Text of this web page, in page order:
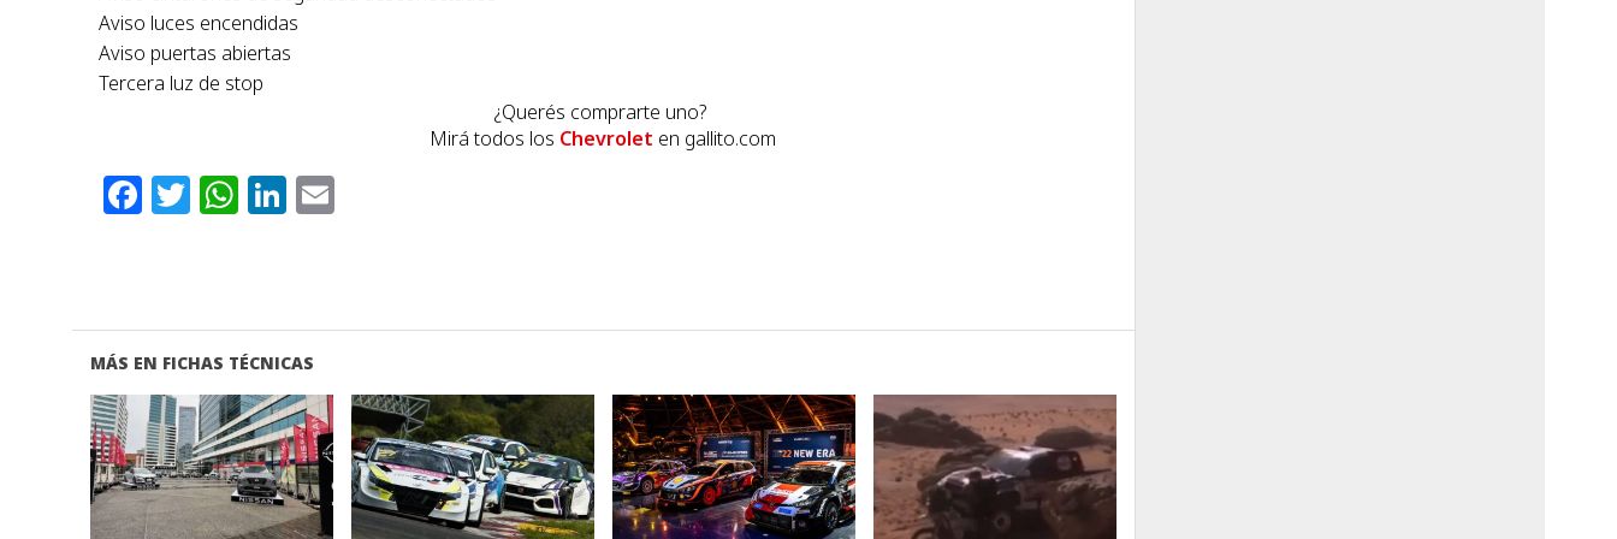
Aviso luces encendidas
Aviso puertas abiertas
Tercera luz de stop
¿Querés comprarte uno?
Mirá todos los Chevrolet en gallito.com
Facebook
Twitter
WhatsApp
LinkedIn
MÁS EN FICHAS TÉCNICAS
VER NOTA VER NOTA VER NOTA VER NOTA